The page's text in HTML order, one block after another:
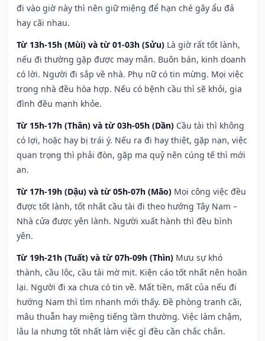
đi vào giờ này thì nên giữ miệng để hạn ché gây ẩu đả
hay cãi nhau.
Từ 13h-15h (Mùi) và từ 01-03h (Sửu) Là giờ rất tốt lành,
nếu đi thường gặp được may mắn. Buôn bán, kinh doanh
có lời. Người đi sắp về nhà. Phụ nữ có tin mừng. Mọi việc
trong nhà đều hòa hợp. Nếu có bệnh cầu thì sẽ khỏi, gia
đình đều mạnh khỏe.
Từ 15h-17h (Thân) và từ 03h-05h (Dần) Cầu tài thì không
có lợi, hoặc hay bị trái ý. Nếu ra đi hay thiệt, gặp nạn, việc
quan trọng thì phải đòn, gặp ma quỷ nên cúng tế thì mới
an.
Từ 17h-19h (Dậu) và từ 05h-07h (Mão) Mọi công việc đều
được tốt lành, tốt nhất cầu tài đi theo hướng Tây Nam –
Nhà cửa được yên lành. Người xuất hành thì đều bình
yên.
Từ 19h-21h (Tuất) và từ 07h-09h (Thìn) Mưu sự khó
thành, cầu lộc, cầu tài mờ mịt. Kiện cáo tốt nhất nên hoãn
lại. Người đi xa chưa có tin về. Mất tiền, mất của nếu đi
hướng Nam thì tìm nhanh mới thấy. Đề phòng tranh cãi,
mâu thuẫn hay miệng tiếng tầm thường. Việc làm chậm,
lâu la nhưng tốt nhất làm việc gì đều cần chắc chắn.